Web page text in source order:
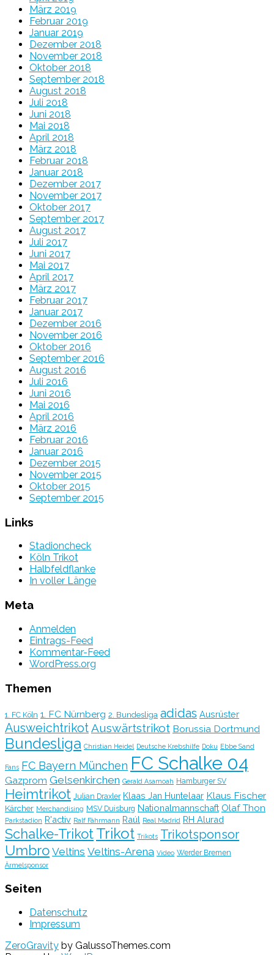
März 2019
Februar 2019
Januar 2019
Dezember 2018
November 2018
Oktober 2018
September 2018
August 2018
Juli 2018
Juni 2018
Mai 2018
April 2018
März 2018
Februar 2018
Januar 2018
Dezember 2017
November 2017
Oktober 2017
September 2017
August 2017
Juli 2017
Juni 2017
Mai 2017
April 2017
März 2017
Februar 2017
Januar 2017
Dezember 2016
November 2016
Oktober 2016
September 2016
August 2016
Juli 2016
Juni 2016
Mai 2016
April 2016
März 2016
Februar 2016
Januar 2016
Dezember 2015
November 2015
Oktober 2015
September 2015
Links
Stadioncheck
Köln Trikot
Halbfeldflanke
In voller Länge
Meta
Anmelden
Eintrags-Feed
Kommentar-Feed
WordPress.org
Themen
1. FC Köln 1. FC Nürnberg 2. Bundesliga adidas Ausrüster
AusweichtrikotAuswärtstrikot Borussia Dortmund
Bundesliga Christian Heidel Deutsche Krebshilfe Doku Ebbe Sand
Fans FC Bayern München FC Schalke 04
Gazprom Gelsenkirchen Gerald Asamoah Hamburger SV
Heimtrikot Julian Draxler Klaas Jan Huntelaar Klaus Fischer
Kärcher Merchandising MSV Duisburg Nationalmannschaft Olaf Thon
Parkstadion R'activ Ralf Fährmann Raúl Real Madrid RH Alurad
Schalke-TrikotTrikot Trikots Trikotsponsor
Umbro Veltins Veltins-Arena Video Werder Bremen
Ärmelsponsor
Seiten
Datenschutz
Impressum
ZeroGravity by GalussoThemes.com